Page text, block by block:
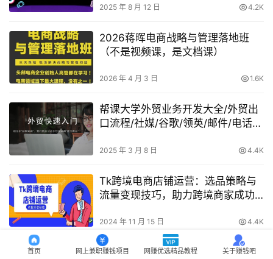
2025 年 8 月 12 日 4.2K
2026蒋晖电商战略与管理落地班
（不是视频课，是文档课）
2026 年 4 月 3 日 1.6K
帮课大学外贸业务开发大全/外贸出
口流程/社媒/谷歌/领英/邮件/电话/
2025 年 3 月 8 日 4.4K
Tk跨境电商店铺运营：选品策略与
流量变现技巧，助力跨境商家成功
2024 年 11 月 15 日 4.4K
Tiktok剪映+右豹APP实操变现课：
首页 网上兼职赚钱项目 网赚优选精品教程 关于赚钱吧